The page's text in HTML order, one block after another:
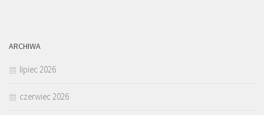
ARCHIWA
lipiec 2026
czerwiec 2026